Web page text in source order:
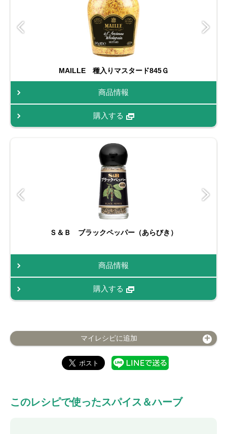
MAILLE 種入りマスタード845Ｇ
商品情報
購入する
Ｓ＆Ｂ ブラックペッパー（あらびき）
商品情報
購入する
マイレシピに追加
このレシピで使ったスパイス＆ハーブ